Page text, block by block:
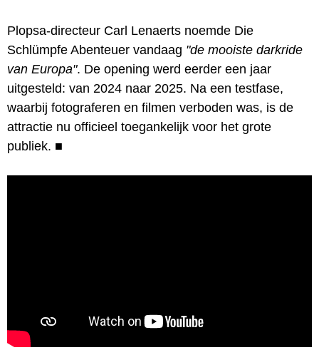
Plopsa-directeur Carl Lenaerts noemde Die
Schlümpfe Abenteuer vandaag "de mooiste darkride
van Europa". De opening werd eerder een jaar
uitgesteld: van 2024 naar 2025. Na een testfase,
waarbij fotograferen en filmen verboden was, is de
attractie nu officieel toegankelijk voor het grote
publiek. ■